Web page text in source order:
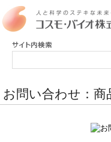
お問い合わせ：商